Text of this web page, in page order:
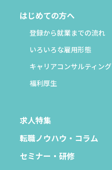
はじめての方へ
登録から就業までの流れ
いろいろな雇用形態
キャリアコンサルティング
福利厚生
求人特集
転職ノウハウ・コラム
セミナー・研修